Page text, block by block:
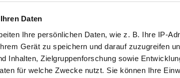
Daten
Ihre persönlichen Daten, wie z. B. Ihre IP-
Gerät zu speichern und darauf zuzugreifen
Inhalten, Zielgruppenforschung sowie
für welche Zwecke nutzt. Sie können Ihre
Zuletzt angesehen